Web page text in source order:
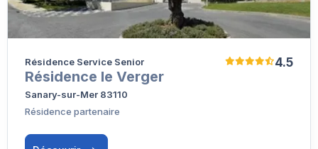
4.5
Résidence Service Senior
Résidence le Verger
Sanary-sur-Mer 83110
Résidence partenaire